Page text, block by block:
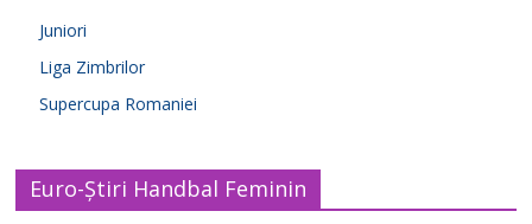
Juniori
Liga Zimbrilor
Supercupa Romaniei
Euro-Știri Handbal Feminin